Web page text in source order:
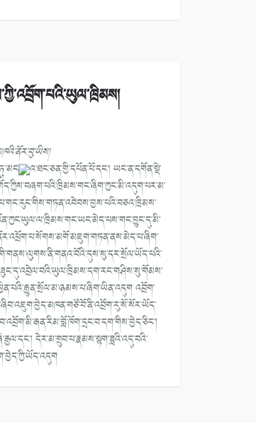
འ་ཐང་ཅན་གྱི་དཔོན་པོ་དང་། ཡང་ན་དགོན་སྡེ་
འབྲོག་
དེར་མ་གྲུབ་པ་རྣམས་སྟག་ཟླའི་འདུ་བའི་